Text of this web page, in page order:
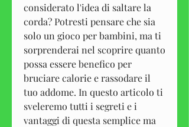
considerato l'idea di saltare la
corda? Potresti pensare che sia
solo un gioco per bambini, ma ti
sorprenderai nel scoprire quanto
possa essere benefico per
bruciare calorie e rassodare il
tuo addome. In questo articolo ti
sveleremo tutti i segreti e i
vantaggi di questa semplice ma